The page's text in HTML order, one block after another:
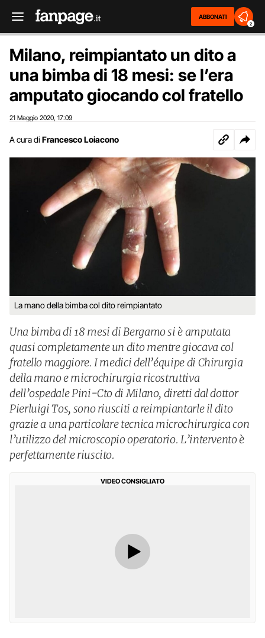
ABBONATI
2
Milano, reimpiantato un dito a
una bimba di 18 mesi: se l’era
amputato giocando col fratello
21 Maggio 2020 17:09
A cura di Francesco Loiacono
La mano della bimba col dito reimpiantato
Una bimba di 18 mesi di Bergamo si è amputata
quasi completamente un dito mentre giocava col
fratello maggiore. I medici dell’équipe di Chirurgia
della mano e microchirurgia ricostruttiva
dell’ospedale Pini-Cto di Milano, diretti dal dottor
Pierluigi Tos, sono riusciti a reimpiantarle il dito
grazie a una particolare tecnica microchirurgica con
l’utilizzo del microscopio operatorio. L’intervento è
perfettamente riuscito.
VIDEO CONSIGLIATO